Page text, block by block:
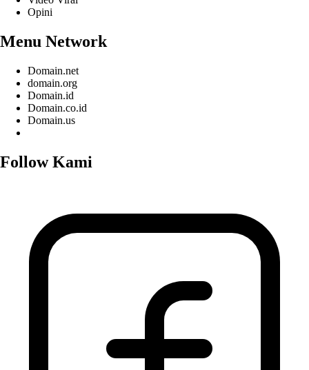
Opini
Menu Network
Domain.net
domain.org
Domain.id
Domain.co.id
Domain.us
Follow Kami